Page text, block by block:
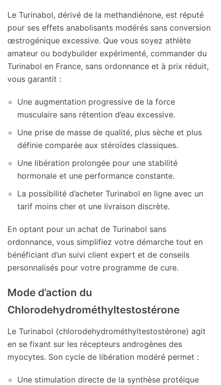
Le Turinabol, dérivé de la methandiénone, est réputé
pour ses effets anabolisants modérés sans conversion
œstrogénique excessive. Que vous soyez athlète
amateur ou bodybuilder expérimenté, commander du
Turinabol en France, sans ordonnance et à prix réduit,
vous garantit :
Une augmentation progressive de la force
musculaire sans rétention d’eau excessive.
Une prise de masse de qualité, plus sèche et plus
définie comparée aux stéroïdes classiques.
Une libération prolongée pour une stabilité
hormonale et une performance constante.
La possibilité d’acheter Turinabol en ligne avec un
tarif moins cher et une livraison discrète.
En optant pour un achat de Turinabol sans
ordonnance, vous simplifiez votre démarche tout en
bénéficiant d’un suivi client expert et de conseils
personnalisés pour votre programme de cure.
Mode d’action du
Chlorodehydrométhyltestostérone
Le Turinabol (chlorodehydrométhyltestostérone) agit
en se fixant sur les récepteurs androgènes des
myocytes. Son cycle de libération modéré permet :
Une stimulation directe de la synthèse protéique